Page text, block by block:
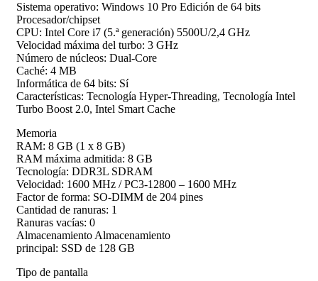
Sistema operativo: Windows 10 Pro Edición de 64 bits
Procesador/chipset
CPU: Intel Core i7 (5.ª generación) 5500U/2,4 GHz
Velocidad máxima del turbo: 3 GHz
Número de núcleos: Dual-Core
Caché: 4 MB
Informática de 64 bits: Sí
Características: Tecnología Hyper-Threading, Tecnología Intel
Turbo Boost 2.0, Intel Smart Cache
Memoria
RAM: 8 GB (1 x 8 GB)
RAM máxima admitida: 8 GB
Tecnología: DDR3L SDRAM
Velocidad: 1600 MHz / PC3-12800 – 1600 MHz
Factor de forma: SO-DIMM de 204 pines
Cantidad de ranuras: 1
Ranuras vacías: 0
Almacenamiento Almacenamiento
principal: SSD de 128 GB
Tipo de pantalla